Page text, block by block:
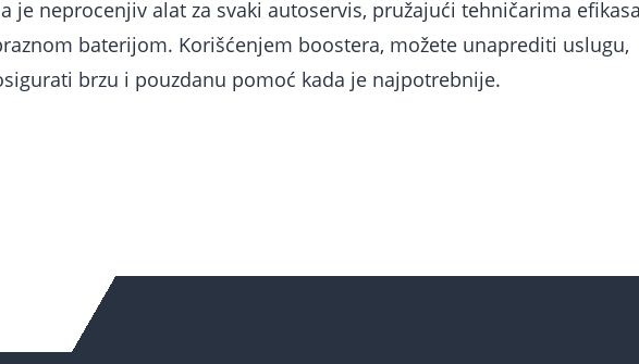
je neprocenjiv alat za svaki autoservis, pružajući tehničarima
baterijom. Korišćenjem boostera, možete unaprediti uslugu,
brzu i pouzdanu pomoć kada je najpotrebnije.